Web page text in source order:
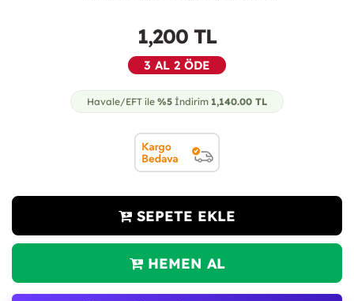
1,200 TL
3 AL 2 ÖDE
Havale/EFT ile %5 İndirim 1,140.00 TL
SEPETE EKLE
HEMEN AL